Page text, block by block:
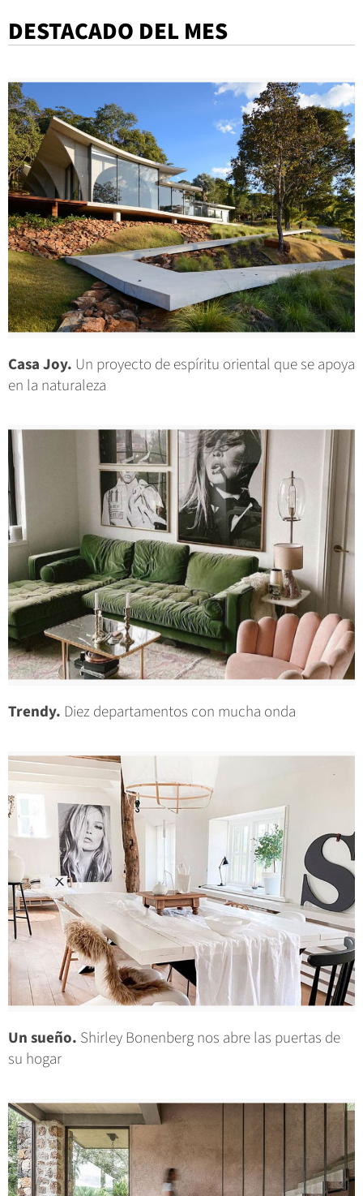
DESTACADO DEL MES
Casa Joy. Un proyecto de espíritu oriental que se apoya
en la naturaleza
Trendy. Diez departamentos con mucha onda
Un sueño. Shirley Bonenberg nos abre las puertas de
su hogar